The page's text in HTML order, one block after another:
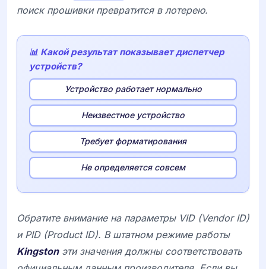
поиск прошивки превратится в лотерею.
📊 Какой результат показывает диспетчер
устройств?
Устройство работает нормально
Неизвестное устройство
Требует форматирования
Не определяется совсем
Обратите внимание на параметры VID (Vendor ID)
и PID (Product ID). В штатном режиме работы
Kingstonэти значения должны соответствовать